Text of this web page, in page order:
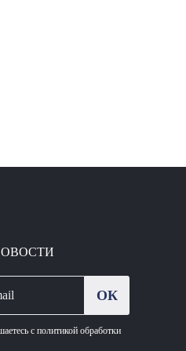
ОК
с политикой обработки